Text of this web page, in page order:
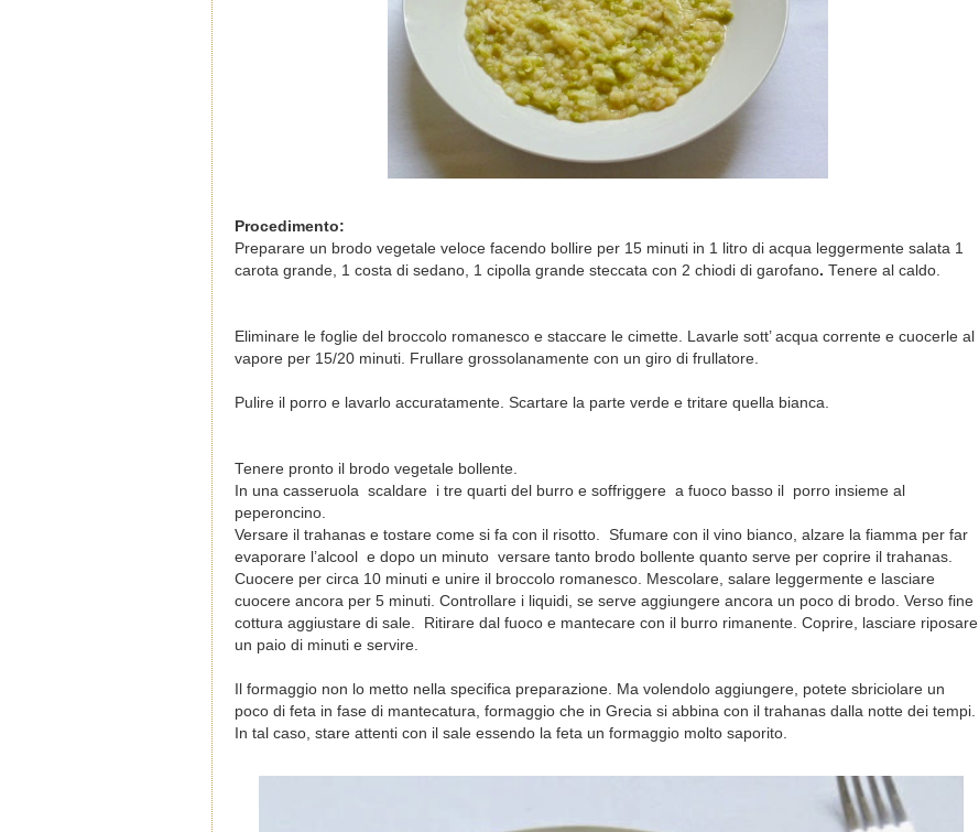
Procedimento:
Preparare un brodo vegetale veloce facendo bollire per 15 minuti in 1 litro di acqua leggermente salata 1
carota grande, 1 costa di sedano, 1 cipolla grande steccata con 2 chiodi di garofano. Tenere al caldo.
Eliminare le foglie del broccolo romanesco e staccare le cimette. Lavarle sott’ acqua corrente e cuocerle al
vapore per 15/20 minuti. Frullare grossolanamente con un giro di frullatore.
Pulire il porro e lavarlo accuratamente. Scartare la parte verde e tritare quella bianca.
Tenere pronto il brodo vegetale bollente.
In una casseruola scaldare i tre quarti del burro e soffriggere a fuoco basso il porro insieme al
peperoncino.
Versare il trahanas e tostare come si fa con il risotto. Sfumare con il vino bianco, alzare la fiamma per far
evaporare l’alcool e dopo un minuto versare tanto brodo bollente quanto serve per coprire il trahanas.
Cuocere per circa 10 minuti e unire il broccolo romanesco. Mescolare, salare leggermente e lasciare
cuocere ancora per 5 minuti. Controllare i liquidi, se serve aggiungere ancora un poco di brodo. Verso fine
cottura aggiustare di sale. Ritirare dal fuoco e mantecare con il burro rimanente. Coprire, lasciare riposare
un paio di minuti e servire.
Il formaggio non lo metto nella specifica preparazione. Ma volendolo aggiungere, potete sbriciolare un
poco di feta in fase di mantecatura, formaggio che in Grecia si abbina con il trahanas dalla notte dei tempi.
In tal caso, stare attenti con il sale essendo la feta un formaggio molto saporito.